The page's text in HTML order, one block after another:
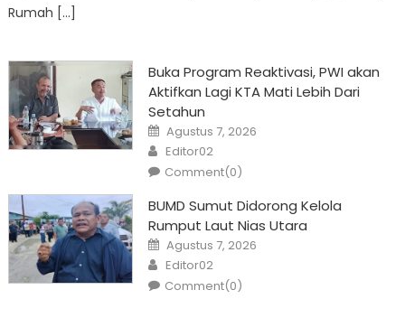
Rumah […]
Buka Program Reaktivasi, PWI akan
Aktifkan Lagi KTA Mati Lebih Dari
Setahun
Posted
on
Agustus 7, 2026
Author
Editor02
Comment(0)
BUMD Sumut Didorong Kelola
Rumput Laut Nias Utara
Posted
on
Agustus 7, 2026
Author
Editor02
Comment(0)